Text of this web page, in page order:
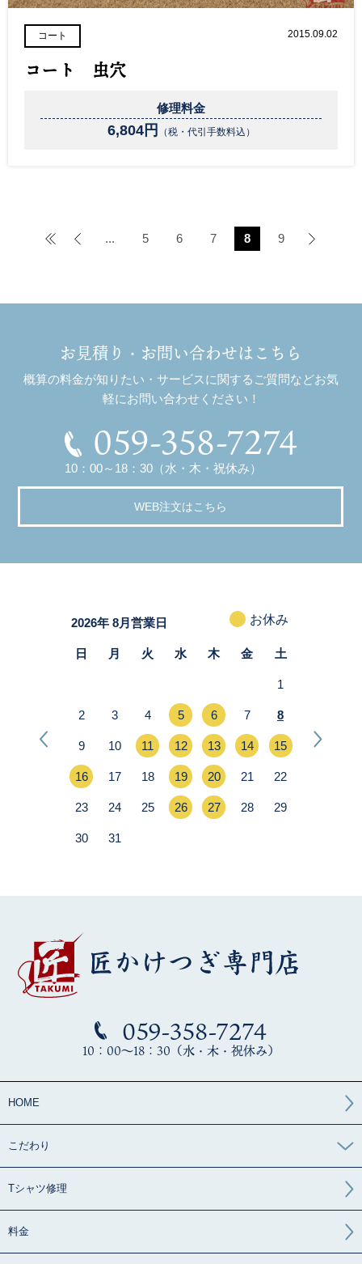
コート 2015.09.02
コート 虫穴
修理料金
6,804円 （税・代引手数料込）
« < ... 5 6 7 8 9 >
お見積り・お問い合わせはこちら
概算の料金が知りたい・サービスに関するご質問などお気
軽にお問い合わせください！
059-358-7274
10：00～18：30（水・木・祝休み）
WEB注文はこちら
059-358-7274
10：00～18：30（水・木・祝休み）
HOME
こだわり
Tシャツ修理
料金